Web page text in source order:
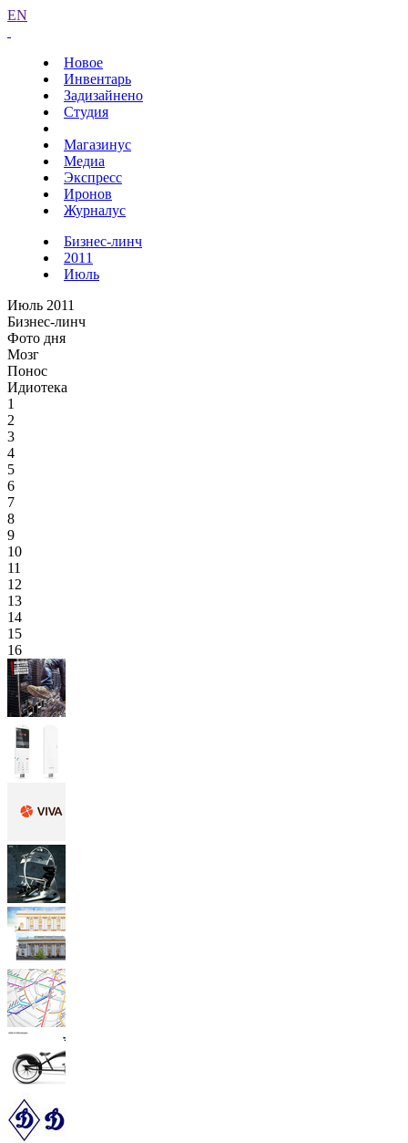
EN
Новое
Инвентарь
Задизайнено
Студия
Магазинус
Медиа
Экспресс
Иронов
Журналус
Бизнес-линч
2011
Июль
Июль 2011
Бизнес-линч
Фото дня
Мозг
Понос
Идиотека
1
2
3
4
5
6
7
8
9
10
11
12
13
14
15
16